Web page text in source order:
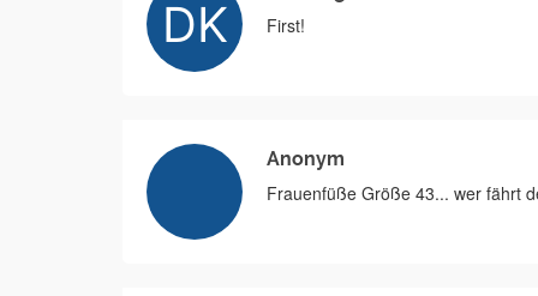
First!
Anonym
Frauenfüße Größe 43... wer fährt